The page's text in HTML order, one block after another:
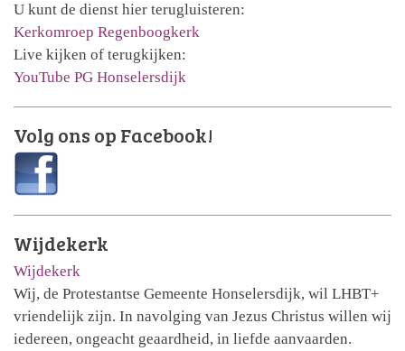
U kunt de dienst hier terugluisteren:
Kerkomroep Regenboogkerk
Live kijken of terugkijken:
YouTube PG Honselersdijk
Volg ons op Facebook!
Wijdekerk
Wijdekerk
Wij, de Protestantse Gemeente Honselersdijk, wil LHBT+
vriendelijk zijn. In navolging van Jezus Christus willen wij
iedereen, ongeacht geaardheid, in liefde aanvaarden.